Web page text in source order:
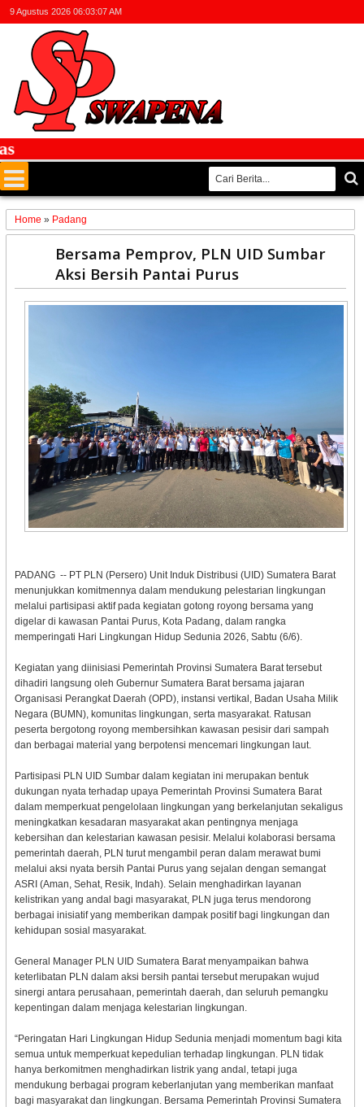
9 Agustus 2026 06:03:08 AM
Home » Padang
Bersama Pemprov, PLN UID Sumbar
Aksi Bersih Pantai Purus
PADANG -- PT PLN (Persero) Unit Induk Distribusi (UID) Sumatera Barat
menunjukkan komitmennya dalam mendukung pelestarian lingkungan
melalui partisipasi aktif pada kegiatan gotong royong bersama yang
digelar di kawasan Pantai Purus, Kota Padang, dalam rangka
memperingati Hari Lingkungan Hidup Sedunia 2026, Sabtu (6/6).
Kegiatan yang diinisiasi Pemerintah Provinsi Sumatera Barat tersebut
dihadiri langsung oleh Gubernur Sumatera Barat bersama jajaran
Organisasi Perangkat Daerah (OPD), instansi vertikal, Badan Usaha Milik
Negara (BUMN), komunitas lingkungan, serta masyarakat. Ratusan
peserta bergotong royong membersihkan kawasan pesisir dari sampah
dan berbagai material yang berpotensi mencemari lingkungan laut.
Partisipasi PLN UID Sumbar dalam kegiatan ini merupakan bentuk
dukungan nyata terhadap upaya Pemerintah Provinsi Sumatera Barat
dalam memperkuat pengelolaan lingkungan yang berkelanjutan sekaligus
meningkatkan kesadaran masyarakat akan pentingnya menjaga
kebersihan dan kelestarian kawasan pesisir. Melalui kolaborasi bersama
pemerintah daerah, PLN turut mengambil peran dalam merawat bumi
melalui aksi nyata bersih Pantai Purus yang sejalan dengan semangat
ASRI (Aman, Sehat, Resik, Indah). Selain menghadirkan layanan
kelistrikan yang andal bagi masyarakat, PLN juga terus mendorong
berbagai inisiatif yang memberikan dampak positif bagi lingkungan dan
kehidupan sosial masyarakat.
General Manager PLN UID Sumatera Barat menyampaikan bahwa
keterlibatan PLN dalam aksi bersih pantai tersebut merupakan wujud
sinergi antara perusahaan, pemerintah daerah, dan seluruh pemangku
kepentingan dalam menjaga kelestarian lingkungan.
“Peringatan Hari Lingkungan Hidup Sedunia menjadi momentum bagi kita
semua untuk memperkuat kepedulian terhadap lingkungan. PLN tidak
hanya berkomitmen menghadirkan listrik yang andal, tetapi juga
mendukung berbagai program keberlanjutan yang memberikan manfaat
bagi masyarakat dan lingkungan. Bersama Pemerintah Provinsi Sumatera